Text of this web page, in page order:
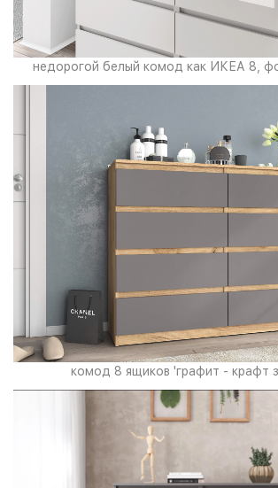
недорогой белый комод как ИКЕА 8,
комод 8 ящиков 'графит - крафт